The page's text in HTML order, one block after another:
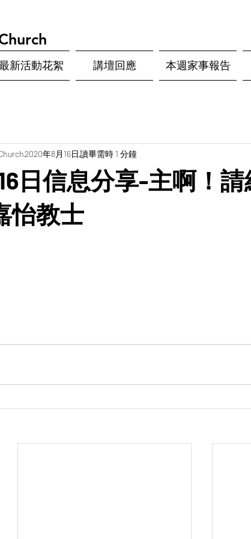
新活動花絮 講壇回應 本週家事報告
日信息分享-主啊！
怡教士
2020年8月16日讀畢需時 1 分鐘